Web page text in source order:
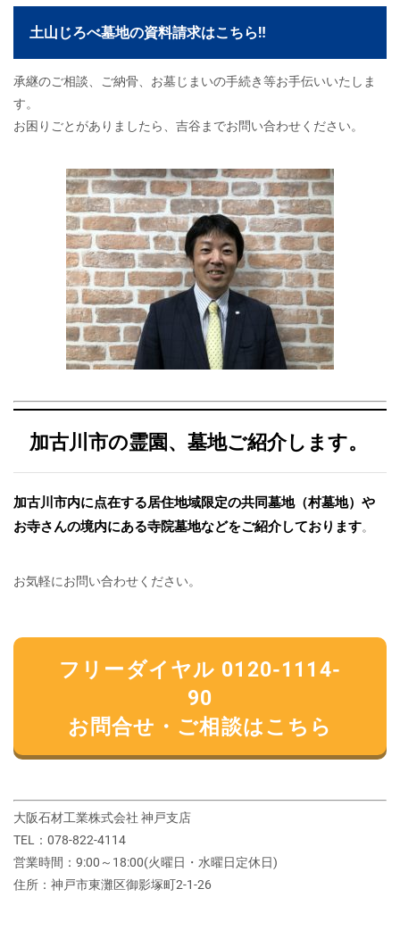
土山じろべ墓地の資料請求はこちら‼
承継のご相談、ご納骨、お墓じまいの手続き等お手伝いいたしま
す。
お困りごとがありましたら、吉谷までお問い合わせください。
加古川市の霊園、墓地ご紹介します。
加古川市内に点在する居住地域限定の共同墓地（村墓地）や
お寺さんの境内にある寺院墓地などをご紹介しております。
お気軽にお問い合わせください。
フリーダイヤル 0120-1114-
90
お問合せ・ご相談はこちら
大阪石材工業株式会社 神戸支店
TEL：078-822-4114
営業時間：9:00～18:00(火曜日・水曜日定休日)
住所：神戸市東灘区御影塚町2‐1‐26